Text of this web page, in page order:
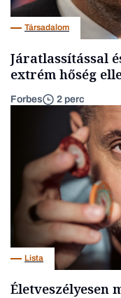
Társadalom
Járatlassítással
extrém hőség
Forbes 2 perc
Lista
Életveszélyesen